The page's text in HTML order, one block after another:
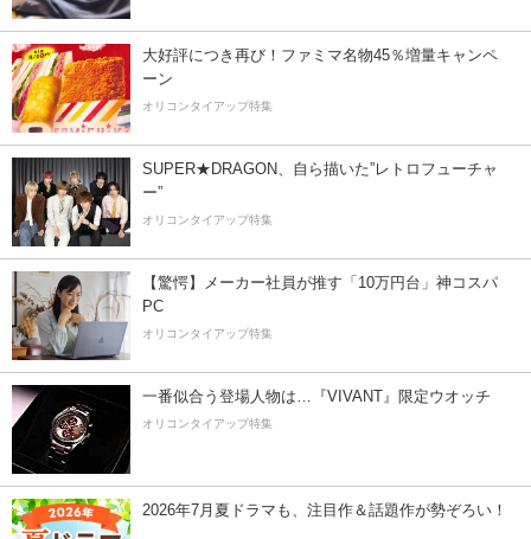
大好評につき再び！ファミマ名物45％増量キャンペ
ーン
オリコンタイアップ特集
SUPER★DRAGON、自ら描いた”レトロフューチャ
ー”
オリコンタイアップ特集
【驚愕】メーカー社員が推す「10万円台」神コスパ
PC
オリコンタイアップ特集
一番似合う登場人物は…『VIVANT』限定ウオッチ
オリコンタイアップ特集
2026年7月夏ドラマも、注目作＆話題作が勢ぞろい！